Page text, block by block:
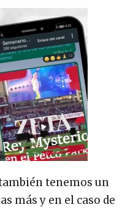
tenemos un
más y en el caso de